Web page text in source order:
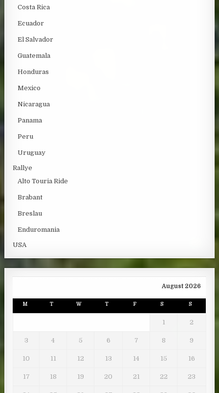
Costa Rica
Ecuador
El Salvador
Guatemala
Honduras
Mexico
Nicaragua
Panama
Peru
Uruguay
Rallye
Alto Touria Ride
Brabant
Breslau
Enduromania
USA
August 2026
M T W T F S S
1 2
3 4 5 6 7 8 9
10 11 12 13 14 15 16
17 18 19 20 21 22 23